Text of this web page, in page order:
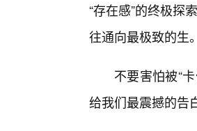
“存在感”的终极探
往通向最极致的生。
不要害怕被“
给我们最震撼的告